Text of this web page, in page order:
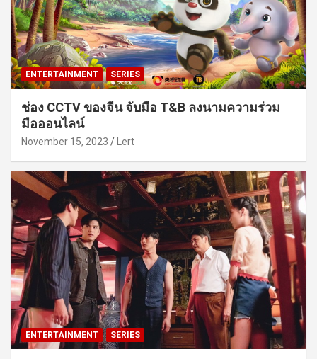
ENTERTAINMENT SERIES
ช่อง CCTV ของจีน จับมือ T&B ลงนามความร่วม
มือออนไลน์
November 15, 2023 Lert
ENTERTAINMENT SERIES